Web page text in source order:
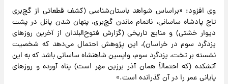
وی افزود: «براساس شواهد باستان‌شناسی (کشف قطعاتی از گچ‌بری
تاج پادشاه ساسانی، ناتمام ماندن گچ‌بری، پنهان شدن پانل در پشت
دیوار خشتی) و منابع تاریخی (گزارش فتوح‌البلدان از آخرین روزهای
یزدگرد سوم در خراسان)، این پژوهش احتمال می‌دهد که شخصیت
نشسته بر تخت، یزدگرد سوم، واپسین شاهنشاه ساسانی باشد که به این
آتشکده (که احتمالاً همان آذر برزین مهر است) پناه آورده و روزهای
پایانی عمر را در آن گذرانده است.»